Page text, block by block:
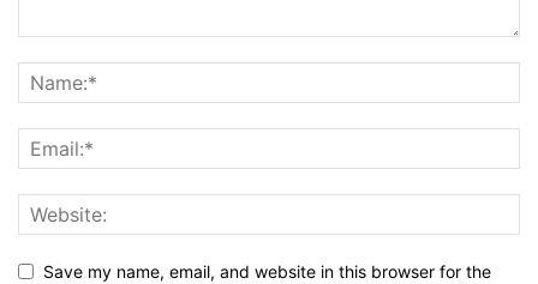
Save my name, email, and website in this browser for the